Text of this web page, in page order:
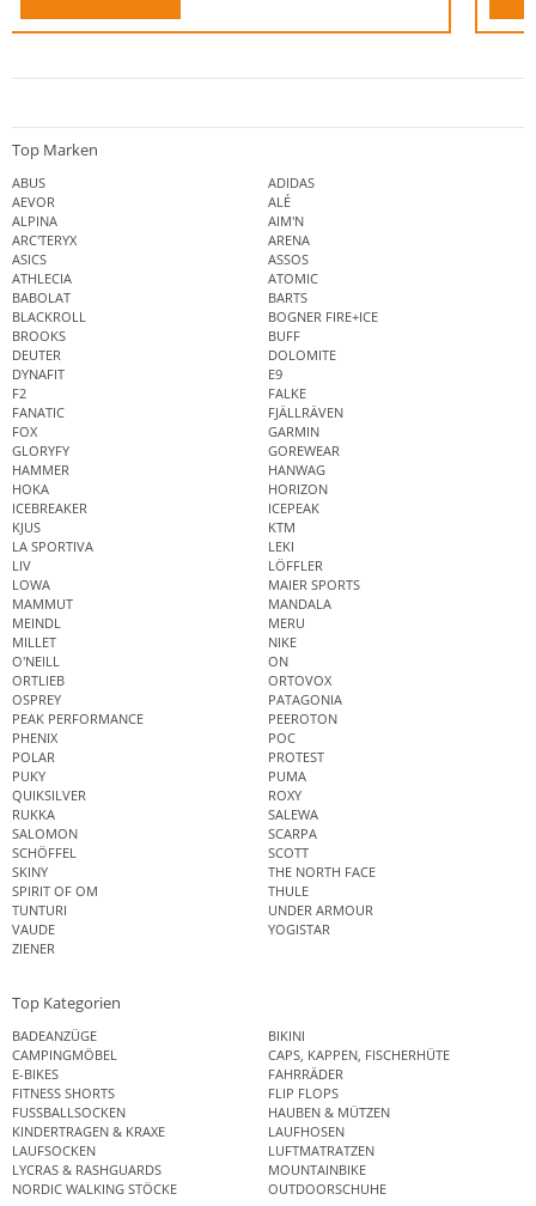
Top Marken
ABUS
ADIDAS
AEVOR
ALÉ
ALPINA
AIM'N
ARC'TERYX
ARENA
ASICS
ASSOS
ATHLECIA
ATOMIC
BABOLAT
BARTS
BLACKROLL
BOGNER FIRE+ICE
BROOKS
BUFF
DEUTER
DOLOMITE
DYNAFIT
E9
F2
FALKE
FANATIC
FJÄLLRÄVEN
FOX
GARMIN
GLORYFY
GOREWEAR
HAMMER
HANWAG
HOKA
HORIZON
ICEBREAKER
ICEPEAK
KJUS
KTM
LA SPORTIVA
LEKI
LIV
LÖFFLER
LOWA
MAIER SPORTS
MAMMUT
MANDALA
MEINDL
MERU
MILLET
NIKE
O'NEILL
ON
ORTLIEB
ORTOVOX
OSPREY
PATAGONIA
PEAK PERFORMANCE
PEEROTON
PHENIX
POC
POLAR
PROTEST
PUKY
PUMA
QUIKSILVER
ROXY
RUKKA
SALEWA
SALOMON
SCARPA
SCHÖFFEL
SCOTT
SKINY
THE NORTH FACE
SPIRIT OF OM
THULE
TUNTURI
UNDER ARMOUR
VAUDE
YOGISTAR
ZIENER
Top Kategorien
BADEANZÜGE
BIKINI
CAMPINGMÖBEL
CAPS, KAPPEN, FISCHERHÜTE
E-BIKES
FAHRRÄDER
FITNESS SHORTS
FLIP FLOPS
FUSSBALLSOCKEN
HAUBEN & MÜTZEN
KINDERTRAGEN & KRAXE
LAUFHOSEN
LAUFSOCKEN
LUFTMATRATZEN
LYCRAS & RASHGUARDS
MOUNTAINBIKE
NORDIC WALKING STÖCKE
OUTDOORSCHUHE